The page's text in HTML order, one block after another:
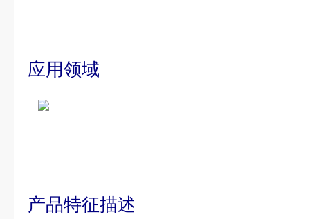
应用领域
产品特征描述